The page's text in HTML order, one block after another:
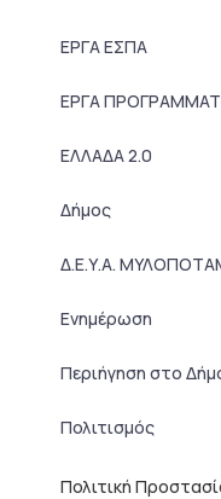
ΕΡΓΑ ΕΣΠΑ
ΕΡΓΑ
ΕΛΛΑΔΑ 2.0
Δήμος
Δ.Ε.Υ.Α.
Ενημέρωση
Περιήγηση στο
Πολιτισμός
Πολιτική